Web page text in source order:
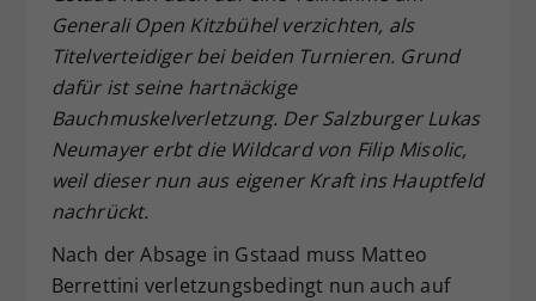
Generali Open Kitzbühel verzichten, als
Titelverteidiger bei beiden Turnieren. Grund
dafür ist seine hartnäckige
Bauchmuskelverletzung. Der Salzburger Lukas
Neumayer erbt die Wildcard von Filip Misolic,
weil dieser nun aus eigener Kraft ins Hauptfeld
nachrückt.
Nach der Absage in Gstaad muss Matteo
Berrettini verletzungsbedingt nun auch auf
Zweck
Dieser Wert speichert Ihre Consent-
Einstellungen. Unter anderem eine
zufällig generierte ID, für die
historische Speicherung Ihrer
vorgenommen Einstellungen, falls der
Webseiten-Betreiber dies eingestellt
hat.